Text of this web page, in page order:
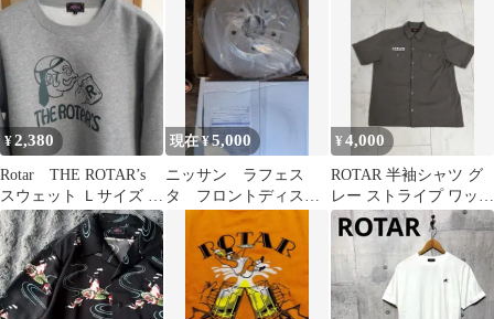
¥2,380
Rotar THE ROTAR’s
スウェット Ｌサイズ グ
レー
現在 ¥5,000
ニッサン ラフェス
タ フロントディスク
ローター未使用
¥4,000
ROTAR 半袖シャツ グ
レー ストライプ ワッペ
ン